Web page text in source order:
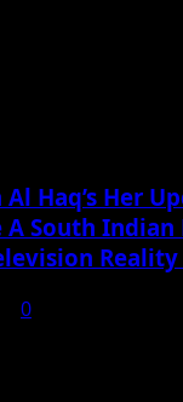
Haq’s Her
South Indian
Reality
0